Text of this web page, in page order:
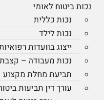
נכות ביטוח לאומי
נכות כללית
נכות לילד
ייצוג בוועדות
נכות מעבודה –
תביעת מחלת מקצוע
עורך דין תביעות